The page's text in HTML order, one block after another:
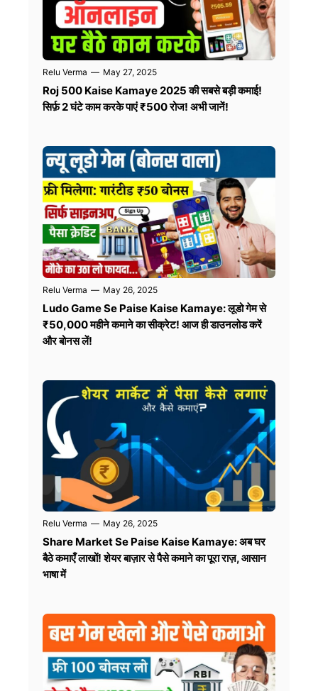
Relu Verma — May 27, 2025
Roj 500 Kaise Kamaye 2025 की सबसे बड़ी कमाई!
सिर्फ़ 2 घंटे काम करके पाएं ₹500 रोज! अभी जानें!
Relu Verma — May 26, 2025
Ludo Game Se Paise Kaise Kamaye: लूडो गेम से
₹50,000 महीने कमाने का सीक्रेट! आज ही डाउनलोड करें
और बोनस लें!
Relu Verma — May 26, 2025
Share Market Se Paise Kaise Kamaye: अब घर
बैठे कमाएँ लाखों! शेयर बाज़ार से पैसे कमाने का पूरा राज़, आसान
भाषा में